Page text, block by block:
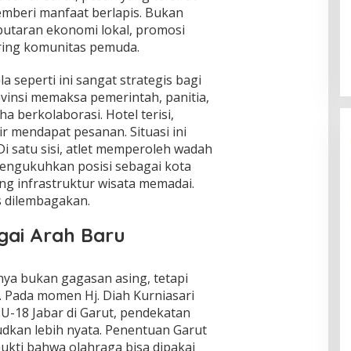
manfaat berlapis. Bukan
ekonomi lokal, promosi
komunitas pemuda.
seperti ini sangat strategis bagi
memaksa pemerintah, panitia,
berkolaborasi. Hotel terisi,
mendapat pesanan. Situasi ini
satu sisi, atlet memperoleh wadah
posisi sebagai kota
infrastruktur wisata memadai.
Arah Baru
bukan gagasan asing, tetapi
momen Hj. Diah Kurniasari
18 Jabar di Garut, pendekatan
lebih nyata. Penentuan Garut
bahwa olahraga bisa dipakai
Global Krisis Air, Nuklir Prancis Ikut
Tersengat
Di Isu Global